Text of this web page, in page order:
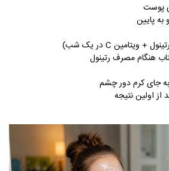
پوست
به پایین
+ ویتامین Cدر یک شب)
هنگام مصرف رتینول
جای کرم دور چشم
اولین نتیجه